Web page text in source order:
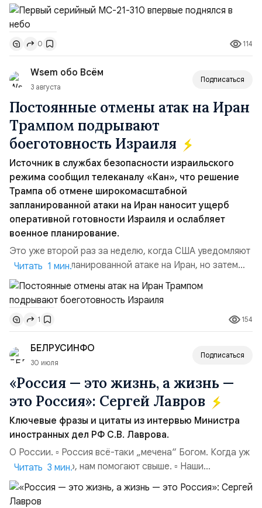
для серийного выпуска машин этого типа, в частности,
первой партии из 18 самолётов. Также завод уже
может приступить к выполнению новых заказов,
утверждённых Правительством России. Параллельно
идет процесс сертификации воздушного судна. На
данный момент МС-2...
0 114
Wsem обо Всём
3 августа
Подписаться
Постоянные отмены атак на Иран
Трампом подрывают
боеготовность Израиля
Источник в службах безопасности израильского
режима сообщил телеканалу «Кан», что решение
Трампа об отмене широкомасштабной
запланированной атаки на Иран наносит ущерб
оперативной готовности Израиля и ослабляет
военное планирование.
Это уже второй раз за неделю, когда США уведомляют
Израиль о запланированной атаке на Иран, но затем
отменяют её в последний момент без каких-либо
объяснений.По данным этого СМИ, тысячи
военнослужащих армии Израиля неделями готовились
к возможной эскалации региональной напряжённости с
Ираном. Напомним:Реакция официального
представителя МИД Ира...
Читать 1 мин.
1 154
БЕЛРУСИНФО
30 июля
Подписаться
«Россия — это жизнь, а жизнь —
это Россия»: Сергей Лавров
Ключевые фразы и цитаты из интервью Министра
иностранных дел РФ С.В. Лаврова.
О России. ▫️ Россия всё-таки „мечена“ Богом. Когда уж
совсем тяжело, нам помогают свыше. ▫️ Наши
национальные интересы на внешней арене — в том,
чтобы мы были самостоятельной державой,
Читать 3 мин.